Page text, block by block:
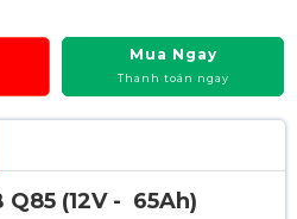
Mua Ngay
Thanh toán ngay
(12V - 65Ah)